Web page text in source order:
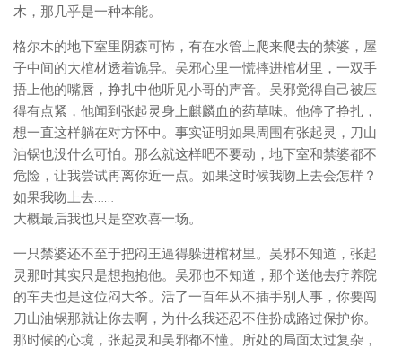
木，那几乎是一种本能。
格尔木的地下室里阴森可怖，有在水管上爬来爬去的禁婆，屋
子中间的大棺材透着诡异。吴邪心里一慌摔进棺材里，一双手
捂上他的嘴唇，挣扎中他听见小哥的声音。吴邪觉得自己被压
得有点紧，他闻到张起灵身上麒麟血的药草味。他停了挣扎，
想一直这样躺在对方怀中。事实证明如果周围有张起灵，刀山
油锅也没什么可怕。那么就这样吧不要动，地下室和禁婆都不
危险，让我尝试再离你近一点。如果这时候我吻上去会怎样？
如果我吻上去……
大概最后我也只是空欢喜一场。
一只禁婆还不至于把闷王逼得躲进棺材里。吴邪不知道，张起
灵那时其实只是想抱抱他。吴邪也不知道，那个送他去疗养院
的车夫也是这位闷大爷。活了一百年从不插手别人事，你要闯
刀山油锅那就让你去啊，为什么我还忍不住扮成路过保护你。
那时候的心境，张起灵和吴邪都不懂。所处的局面太过复杂，